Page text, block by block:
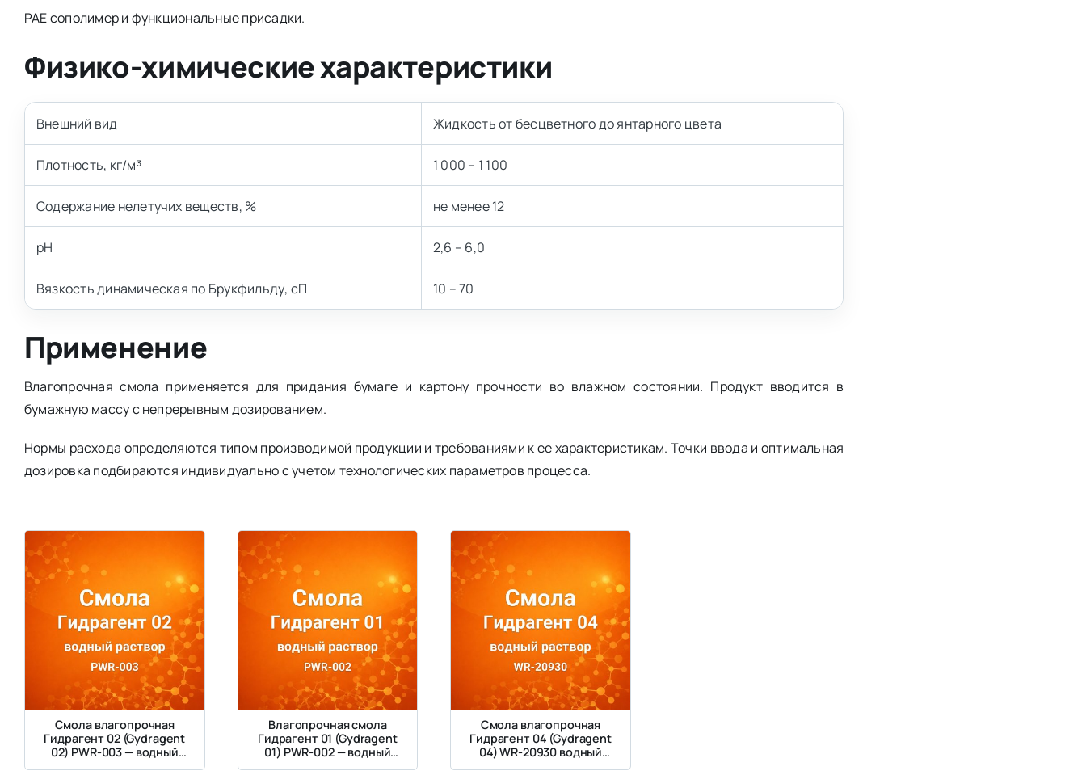
PAE сополимер и функциональные присадки.
Физико-химические характеристики
Внешний вид Жидкость от бесцветного до янтарного цвета
Плотность, кг/м³ 1 000 – 1 100
Содержание нелетучих веществ, % не менее 12
рН 2,6 – 6,0
Вязкость динамическая по Брукфильду, сП 10 – 70
Применение
Влагопрочная смола применяется для придания бумаге и картону прочности во влажном состоянии. Продукт вводится в
бумажную массу с непрерывным дозированием.
Нормы расхода определяются типом производимой продукции и требованиями к ее характеристикам. Точки ввода и оптимальная
дозировка подбираются индивидуально с учетом технологических параметров процесса.
Смола влагопрочная
Гидрагент 02 (Gydragent
02) PWR-003 — водный
раствор PAE сополимера
Влагопрочная смола
Гидрагент 01 (Gydragent
01) PWR-002 — водный
раствор PAE сополимера,
Смола влагопрочная
Гидрагент 04 (Gydragent
04) WR-20930 водный
раствор PAE, плотность